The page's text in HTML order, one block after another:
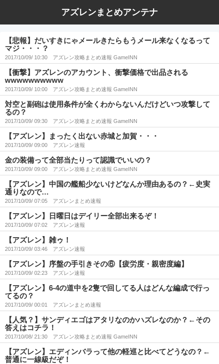
アズレンまとめアンテナ
【悲報】だいすきにゃメールきたらもうメール来なくなるって
マジ・・・？
2017/10/09/ 10:30 アズレン攻略まとめ速報 GameINN
【衝撃】アズレンのアカウント、衝撃価格で出品される
wwwwwwwwww
2017/10/09/ 10:00 アズレン攻略まとめ速報 GameINN
対空と副砲は使用条件が全くわからないんだけどいつ攻撃して
るの？
2017/10/09/ 09:30 アズレン攻略まとめ速報 GameINN
【アズレン】まったく出ない赤城と加賀・・・
2017/10/09/ 09:00 アズレン速報
金の装備って全部当たりって認識でいいの？
2017/10/09/ 09:00 アズレン攻略まとめ速報 GameINN
【アズレン】中国の艦船少ないけどなんか理由あるの？←史実
通りなので…
2017/10/09/ 07:05 アズレンまとめ速報
【アズレン】日曜日はデイリー全部出来るぞ！
2017/10/09/ 07:02 アズレン速報
【アズレン】雑ゥ！
2017/10/09/ 03:46 アズレン速報
【アズレン】序盤の手引きその⑥【疲労度・親密度編】
2017/10/09/ 02:23 アズレン速報
【アズレン】6-4の道中を2隻で回してる人はどんな編成で行っ
てるの？
2017/10/09/ 00:01 アズレンまとめ速報
【人気？】サンディエゴはアタリなのかハズレなのか？←その
答えはコチラ！
2017/10/08/ 21:30 アズレン攻略まとめ速報 GameINN
【アズレン】エディンバラって他の軽巡と比べてどうなの？←
普通に一線級だぞ！